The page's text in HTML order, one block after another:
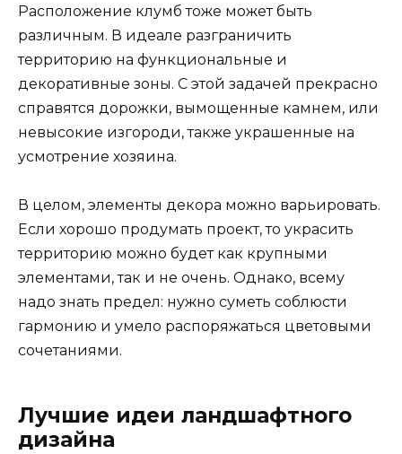
Расположение клумб тоже может быть
различным. В идеале разграничить
территорию на функциональные и
декоративные зоны. С этой задачей прекрасно
справятся дорожки, вымощенные камнем, или
невысокие изгороди, также украшенные на
усмотрение хозяина.
В целом, элементы декора можно варьировать.
Если хорошо продумать проект, то украсить
территорию можно будет как крупными
элементами, так и не очень. Однако, всему
надо знать предел: нужно суметь соблюсти
гармонию и умело распоряжаться цветовыми
сочетаниями.
Лучшие идеи ландшафтного
дизайна